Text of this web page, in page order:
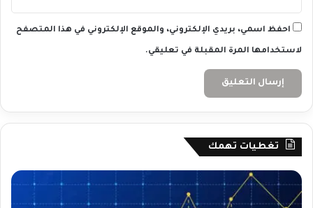
احفظ اسمي، بريدي الإلكتروني، والموقع الإلكتروني في هذا المتصفح
لاستخدامها المرة المقبلة في تعليقي.
تغطيات تهمك